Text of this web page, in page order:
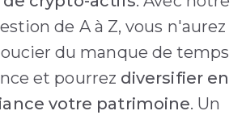
de A à Z, vous n'aurez
du manque de temps
et pourrez diversifier en
votre patrimoine. Un